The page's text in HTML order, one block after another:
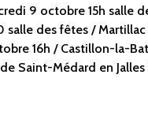
9 octobre 15h salle
des fêtes / Martillac
16h / Castillon-la-
Saint-Médard en Jalles